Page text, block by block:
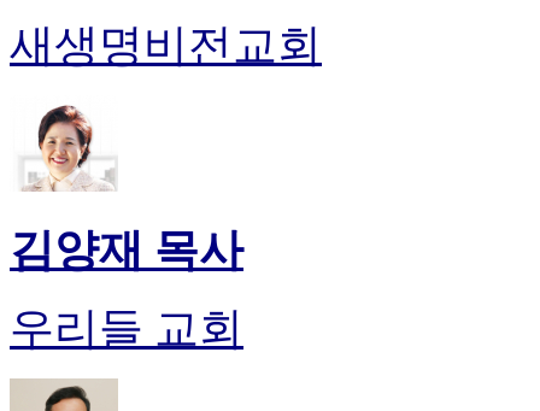
새생명비전교회
김양재 목사
우리들 교회